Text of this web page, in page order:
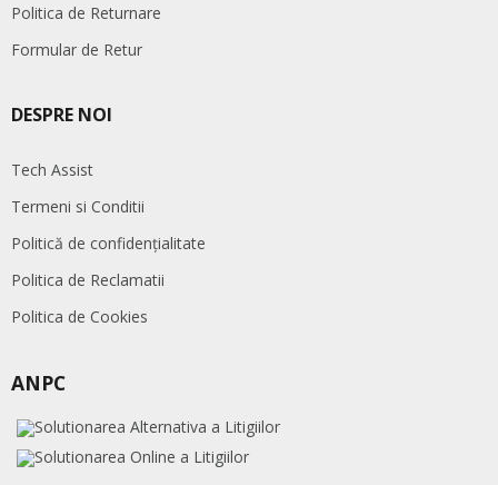
Politica de Returnare
Formular de Retur
DESPRE NOI
Tech Assist
Termeni si Conditii
Politică de confidențialitate
Politica de Reclamatii
Politica de Cookies
ANPC